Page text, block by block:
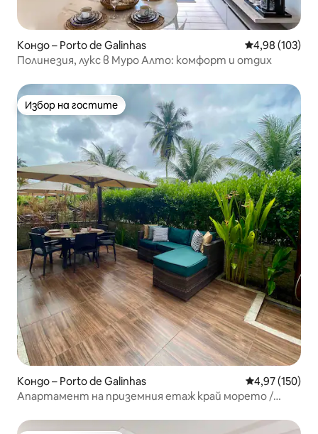
Кондо – Porto de Galinhas Средна
4,98 (103)
Полинезия, лукс в Муро Алто: комфорт и отдих
Избор на гостите
Избор на гостите
Кондо – Porto de Galinhas Средна
4,97 (150)
Апартамент на приземния етаж край морето /